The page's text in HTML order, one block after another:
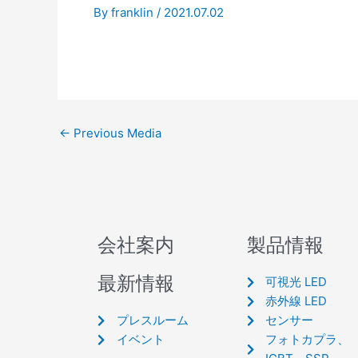
By franklin / 2021.07.02
← Previous Media
会社案内
最新情報
プレスルーム
イベント
製品情報
可視光 LED
赤外線 LED
センサー
フォトカプラ、